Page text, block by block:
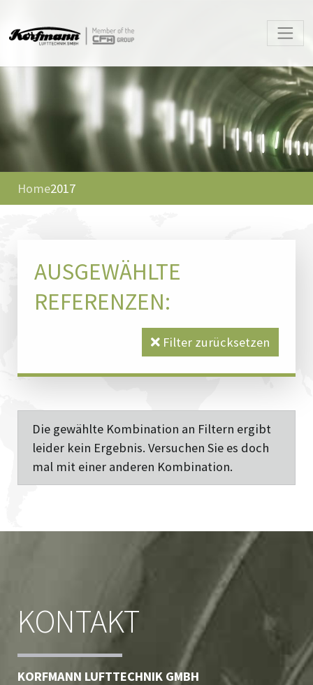
Home2017
AUSGEWÄHLTE
REFERENZEN:
Filter zurücksetzen
Die gewählte Kombination an Filtern ergibt
leider kein Ergebnis. Versuchen Sie es doch
mal mit einer anderen Kombination.
KONTAKT
KORFMANN LUFTTECHNIK GMBH